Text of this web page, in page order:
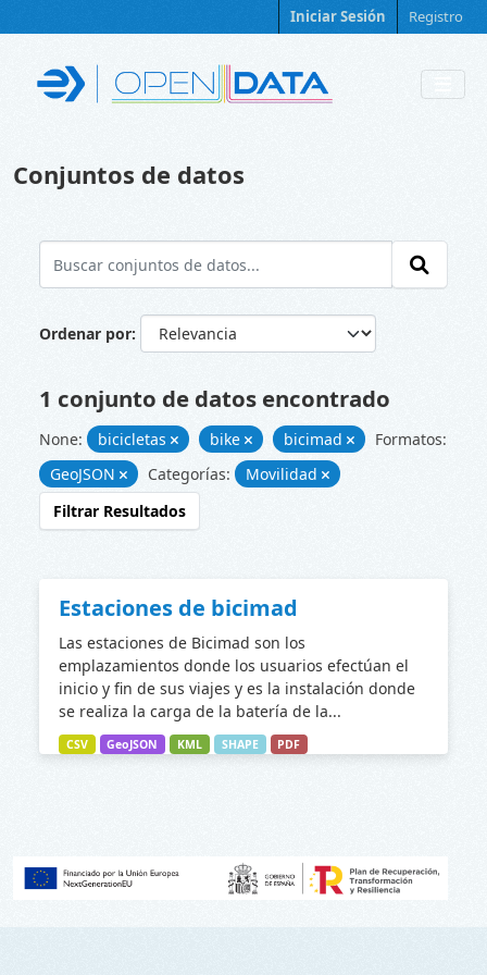
Iniciar Sesión Registro
Conjuntos de datos
Ordenar por
1 conjunto de datos encontrado
None: bicicletas bike bicimad
Formatos:
GeoJSON
Categorías:
Movilidad
Filtrar Resultados
Estaciones de bicimad
Las estaciones de Bicimad son los
emplazamientos donde los usuarios efectúan el
inicio y fin de sus viajes y es la instalación donde
se realiza la carga de la batería de la...
CSV GeoJSON KML SHAPE PDF